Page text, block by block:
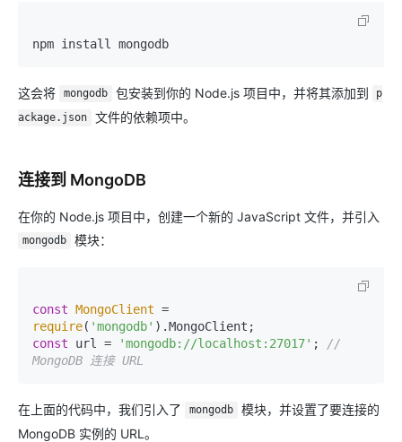
这会将 mongodb 包安装到你的 Node.js 项目中，并将其添加到
p
ackage.json
文件的依赖项中。
连接到 MongoDB
在你的 Node.js 项目中，创建一个新的 JavaScript 文件，并引入
mongodb 模块：
const MongoClient
require( 'mongodb' ).MongoClient
const url = 'mongodb://localhost:27017' ;
//
MongoDB 连接 URL
在上面的代码中，我们引入了 mongodb
模块，并设置了要连接的
MongoDB 实例的 URL。